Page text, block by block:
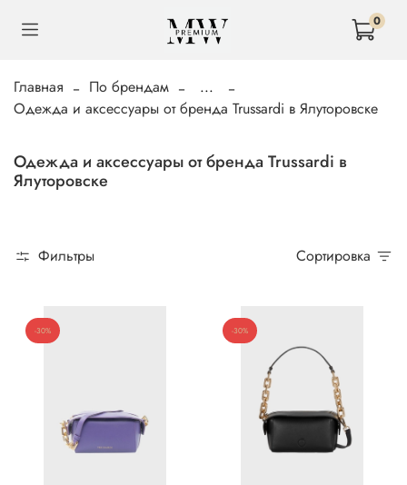
0
Главная По брендам
...
Одежда и аксессуары от бренда Trussardi в Ялуторовске
Одежда и аксессуары от бренда Trussardi в
Ялуторовске
Фильтры Сортировка
-30% -30%